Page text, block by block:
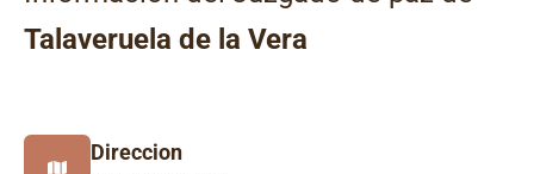
Talaveruela de la Vera
Direccion